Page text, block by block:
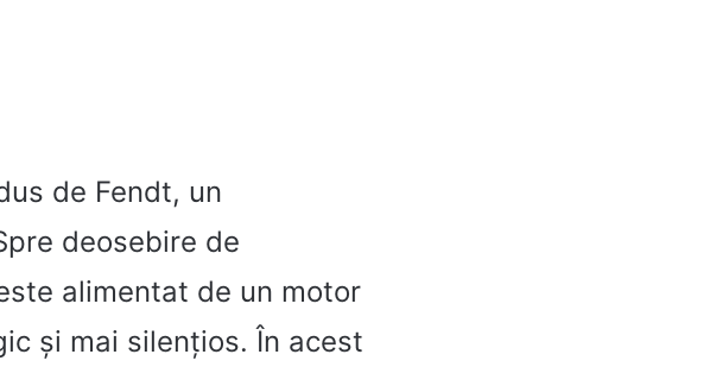
de Fendt, un
deosebire de
alimentat de un motor
și mai silențios. În acest